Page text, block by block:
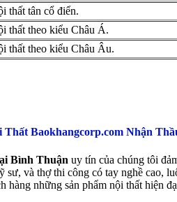
thất tân cổ điển.
thất theo kiểu Châu Á.
thất theo kiểu Châu Âu.
Baokhangcorp.com Nhận
Bình Thuận uy tín của chúng tôi
sư, và thợ thi công có tay nghề cao,
hàng những sản phẩm nội thất hiện